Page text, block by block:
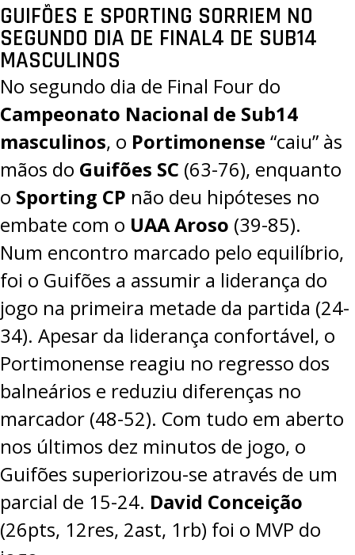
GUIFÕES E SPORTING SORRIEM NO
SEGUNDO DIA DE FINAL4 DE SUB14
MASCULINOS
No segundo dia de Final Four do
Campeonato Nacional de Sub14
masculinos, o Portimonense “caiu” às
mãos do Guifões SC (63-76), enquanto
o Sporting CP não deu hipóteses no
embate com o UAA Aroso (39-85).
Num encontro marcado pelo equilíbrio,
foi o Guifões a assumir a liderança do
jogo na primeira metade da partida (24-
34). Apesar da liderança confortável, o
Portimonense reagiu no regresso dos
balneários e reduziu diferenças no
marcador (48-52). Com tudo em aberto
nos últimos dez minutos de jogo, o
Guifões superiorizou-se através de um
parcial de 15-24. David Conceição
(26pts, 12res, 2ast, 1rb) foi o MVP do